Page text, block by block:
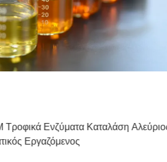
Τροφικά Ενζύματα Καταλάση
Εργαζόμενος